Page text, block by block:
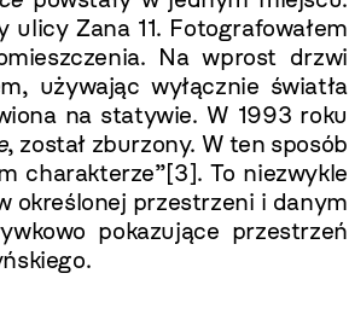
Zana 11. Fotografowałem
Na wprost drzwi
używając wyłącznie światła
na statywie. W 1993 roku
, został zburzony. W ten sposób
charakterze”[3]. To niezwykle
określonej przestrzeni i danym
pokazujące przestrzeń